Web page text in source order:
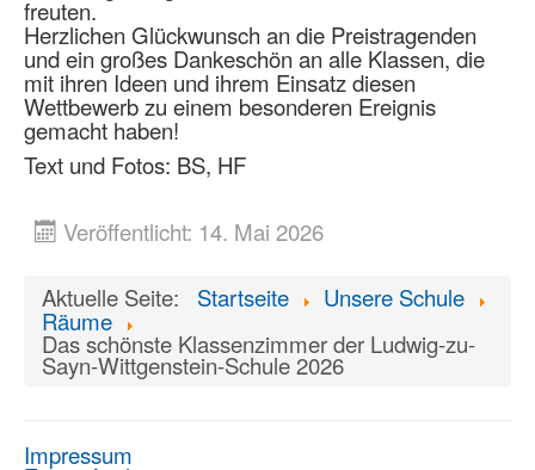
freuten.
Herzlichen Glückwunsch an die Preistragenden
und ein großes Dankeschön an alle Klassen, die
mit ihren Ideen und ihrem Einsatz diesen
Wettbewerb zu einem besonderen Ereignis
gemacht haben!
Text und Fotos: BS, HF
Veröffentlicht: 14. Mai 2026
Aktuelle Seite: Startseite Unsere Schule
Räume
Das schönste Klassenzimmer der Ludwig-zu-
Sayn-Wittgenstein-Schule 2026
Impressum